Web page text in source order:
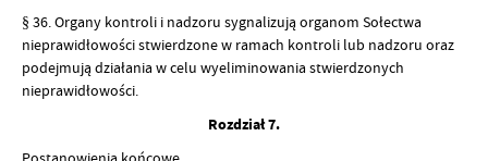
§ 36. Organy kontroli i nadzoru sygnalizują organom Sołectwa
nieprawidłowości stwierdzone w ramach kontroli lub nadzoru oraz
podejmują działania w celu wyeliminowania stwierdzonych
nieprawidłowości.
Rozdział 7.